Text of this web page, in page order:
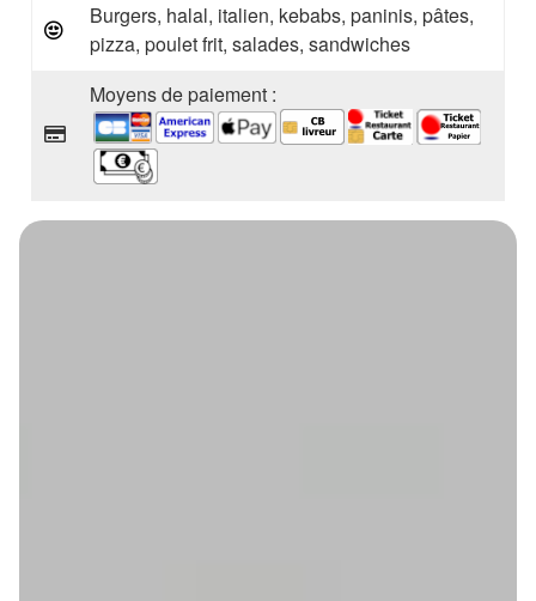
Burgers, halal, italien, kebabs, paninis, pâtes,
pizza, poulet frit, salades, sandwiches
Moyens de paiement :